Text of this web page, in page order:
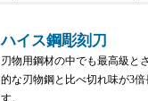
ハイス鋼彫刻刀
刃物用鋼材の中でも最高級と
的な刃物鋼と比べ切れ味が3